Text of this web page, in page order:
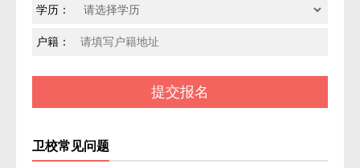
学历：
户籍：
卫校常见问题